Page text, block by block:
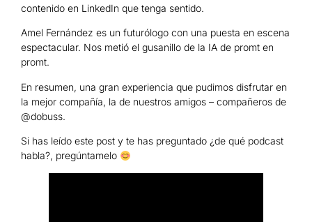
contenido en LinkedIn que tenga sentido.
Amel Fernández es un futurólogo con una puesta en escena
espectacular. Nos metió el gusanillo de la IA de promt en
promt.
En resumen, una gran experiencia que pudimos disfrutar en
la mejor compañía, la de nuestros amigos – compañeros de
@dobuss.
Si has leído este post y te has preguntado ¿de qué podcast
habla?, pregúntamelo